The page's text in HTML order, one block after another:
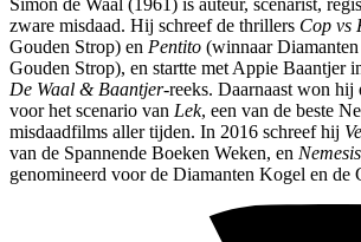
Simon de Waal (1961) is auteur, scenarist,
zware misdaad. Hij schreef de thrillers Cop vs
Gouden Strop) en Pentito (winnaar
Gouden Strop), en startte met Appie Baantjer
De Waal & Baantjer-reeks. Daarnaast won
voor het scenario van Lek, een van de beste
misdaadfilms aller tijden. In 2016 schreef hij
van de Spannende Boeken Weken, en Nemesis
genomineerd voor de Diamanten Kogel en de